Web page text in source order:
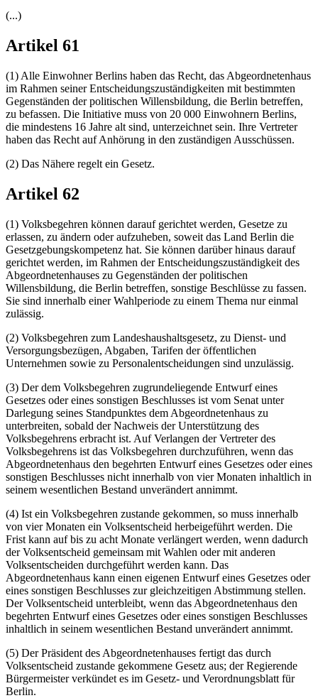
(...)
Artikel 61
(1) Alle Einwohner Berlins haben das Recht, das Abgeordnetenhaus
im Rahmen seiner Entscheidungszuständigkeiten mit bestimmten
Gegenständen der politischen Willensbildung, die Berlin betreffen,
zu befassen. Die Initiative muss von 20 000 Einwohnern Berlins,
die mindestens 16 Jahre alt sind, unterzeichnet sein. Ihre Vertreter
haben das Recht auf Anhörung in den zuständigen Ausschüssen.
(2) Das Nähere regelt ein Gesetz.
Artikel 62
(1) Volksbegehren können darauf gerichtet werden, Gesetze zu
erlassen, zu ändern oder aufzuheben, soweit das Land Berlin die
Gesetzgebungskompetenz hat. Sie können darüber hinaus darauf
gerichtet werden, im Rahmen der Entscheidungszuständigkeit des
Abgeordnetenhauses zu Gegenständen der politischen
Willensbildung, die Berlin betreffen, sonstige Beschlüsse zu fassen.
Sie sind innerhalb einer Wahlperiode zu einem Thema nur einmal
zulässig.
(2) Volksbegehren zum Landeshaushaltsgesetz, zu Dienst- und
Versorgungsbezügen, Abgaben, Tarifen der öffentlichen
Unternehmen sowie zu Personalentscheidungen sind unzulässig.
(3) Der dem Volksbegehren zugrundeliegende Entwurf eines
Gesetzes oder eines sonstigen Beschlusses ist vom Senat unter
Darlegung seines Standpunktes dem Abgeordnetenhaus zu
unterbreiten, sobald der Nachweis der Unterstützung des
Volksbegehrens erbracht ist. Auf Verlangen der Vertreter des
Volksbegehrens ist das Volksbegehren durchzuführen, wenn das
Abgeordnetenhaus den begehrten Entwurf eines Gesetzes oder eines
sonstigen Beschlusses nicht innerhalb von vier Monaten inhaltlich in
seinem wesentlichen Bestand unverändert annimmt.
(4) Ist ein Volksbegehren zustande gekommen, so muss innerhalb
von vier Monaten ein Volksentscheid herbeigeführt werden. Die
Frist kann auf bis zu acht Monate verlängert werden, wenn dadurch
der Volksentscheid gemeinsam mit Wahlen oder mit anderen
Volksentscheiden durchgeführt werden kann. Das
Abgeordnetenhaus kann einen eigenen Entwurf eines Gesetzes oder
eines sonstigen Beschlusses zur gleichzeitigen Abstimmung stellen.
Der Volksentscheid unterbleibt, wenn das Abgeordnetenhaus den
begehrten Entwurf eines Gesetzes oder eines sonstigen Beschlusses
inhaltlich in seinem wesentlichen Bestand unverändert annimmt.
(5) Der Präsident des Abgeordnetenhauses fertigt das durch
Volksentscheid zustande gekommene Gesetz aus; der Regierende
Bürgermeister verkündet es im Gesetz- und Verordnungsblatt für
Berlin.